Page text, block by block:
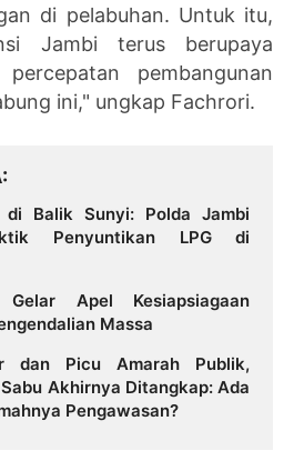
di pelabuhan. Untuk itu,
Jambi terus berupaya
pembangunan
ini," ungkap Fachrori.
di Balik Sunyi: Polda Jambi
Penyuntikan LPG di
Apel Kesiapsiagaan
Massa
dan Picu Amarah Publik,
Akhirnya Ditangkap: Ada
Pengawasan?